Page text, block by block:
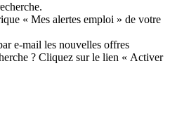
« Mes alertes emploi » de votre
e-mail les nouvelles offres
? Cliquez sur le lien « Activer